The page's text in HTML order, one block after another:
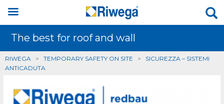
The best for roof and wall
RIWEGA > TEMPORARY SAFETY ON SITE > SICUREZZA – SISTEMI
ANTICADUTA